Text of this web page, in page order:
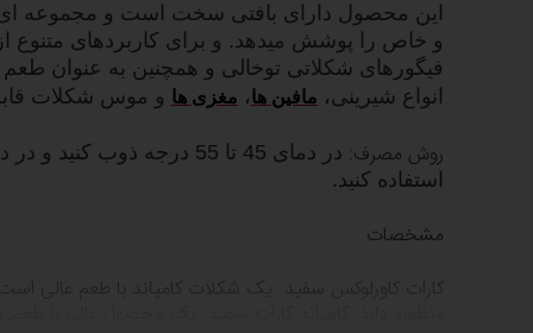
این محصول دارای بافتی سخت است و مجموعه ای
و خاص را پوشش میدهد. و برای کاربردهای متنوع
فیگورهای شکلاتی توخالی و همچنین به عنوان طعم
انواع شیرینی، مافین ها ، مغزی ها و موس شکلات
روش مصرف:
استفاده کنید.
مشخصات
کارات کاورلوکس سفید یک شکلات کامپاند با طعم عالی